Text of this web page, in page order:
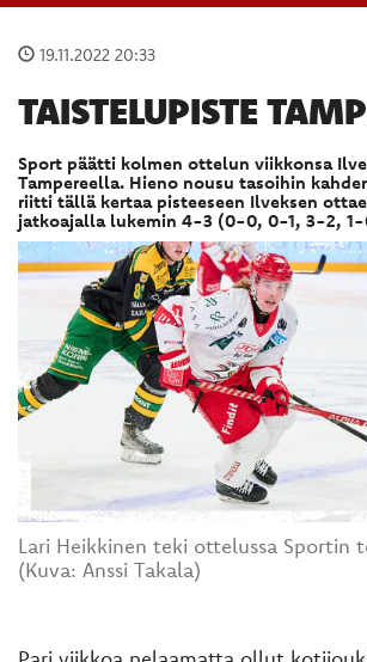
19.11.2022 20:33
TAISTELUPISTE
Sport päätti kolmen ottelun viikkonsa
Tampereella. Hieno nousu tasoihin
riitti tällä kertaa pisteeseen Ilveksen
jatkoajalla lukemin 4-3 (0-0, 0-1, 3-2,
Lari Heikkinen teki ottelussa Sportin
(Kuva: Anssi Takala)